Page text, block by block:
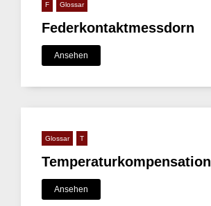
F Glossar
Federkontaktmessdorn
Ansehen
Glossar T
Temperaturkompensation
Ansehen